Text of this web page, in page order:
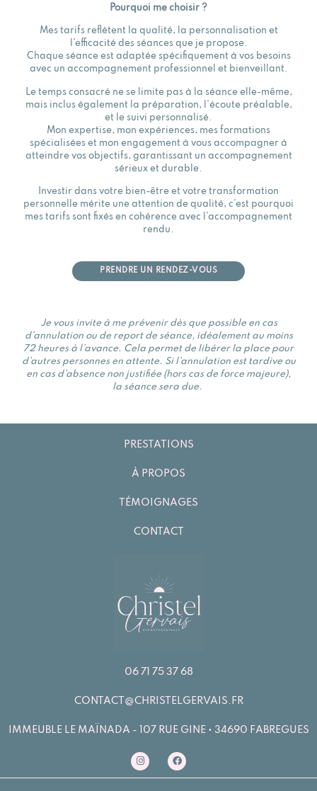
Pourquoi me choisir ?
Mes tarifs reflètent la qualité, la personnalisation et
l’efficacité des séances que je propose.
Chaque séance est adaptée spécifiquement à vos besoins
avec un accompagnement professionnel et bienveillant.
Le temps consacré ne se limite pas à la séance elle-même,
mais inclus également la préparation, l’écoute préalable,
et le suivi personnalisé.
Mon expertise, mon expériences, mes formations
spécialisées et mon engagement à vous accompagner à
atteindre vos objectifs, garantissant un accompagnement
sérieux et durable.
Investir dans votre bien-être et votre transformation
personnelle mérite une attention de qualité, c’est pourquoi
mes tarifs sont fixés en cohérence avec l’accompagnement
rendu.
PRENDRE UN RENDEZ-VOUS
Je vous invite à me prévenir dès que possible en cas
d’annulation ou de report de séance, idéalement au moins
72 heures à l’avance. Cela permet de libérer la place pour
d’autres personnes en attente. Si l’annulation est tardive ou
en cas d’absence non justifiée (hors cas de force majeure),
la séance sera due.
PRESTATIONS
À PROPOS
TÉMOIGNAGES
CONTACT
06 71 75 37 68
CONTACT@CHRISTELGERVAIS.FR
IMMEUBLE LE MAÏNADA - 107 RUE GINE • 34690 FABREGUES